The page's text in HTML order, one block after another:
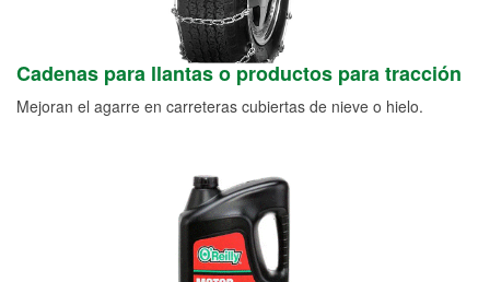
Cadenas para llantas o productos para tracción
Mejoran el agarre en carreteras cubiertas de nieve o hielo.